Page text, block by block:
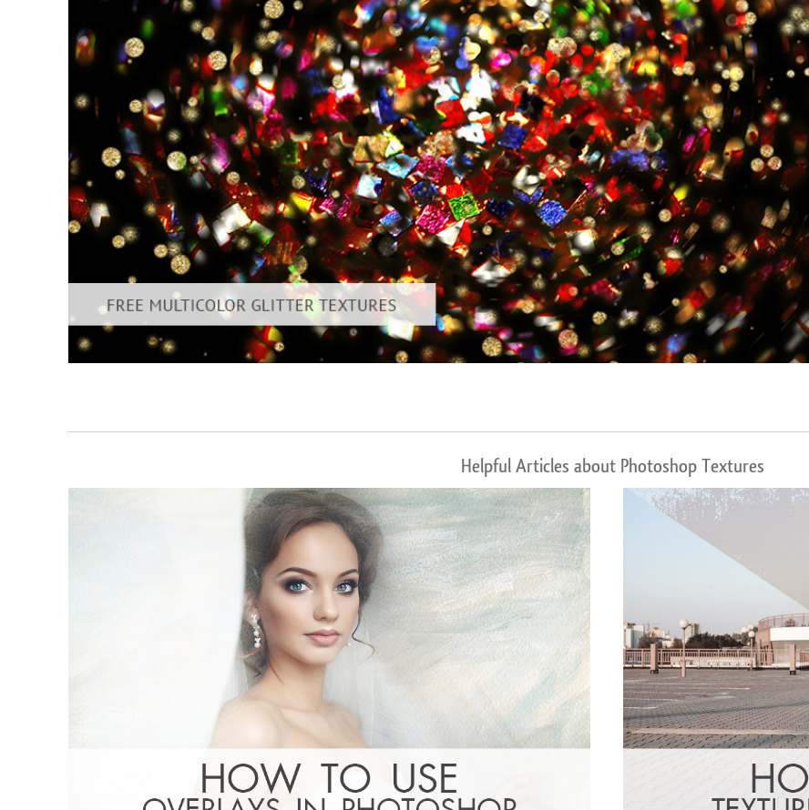
Dịch vụ chỉnh sửa sản phẩm Ékszer -retusálási szolgáltatások AI Képzési
Helpful Articles about Photoshop Textures